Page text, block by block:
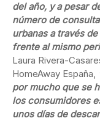
del año, y a pesar
número de
urbanas a través
frente al mismo
Laura Rivera-
HomeAway España,
por mucho que se
los consumidores
unos días de